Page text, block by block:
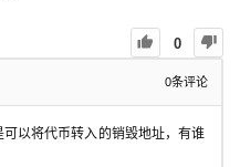
0
0条评论
以将代币转入的销毁地址，有谁